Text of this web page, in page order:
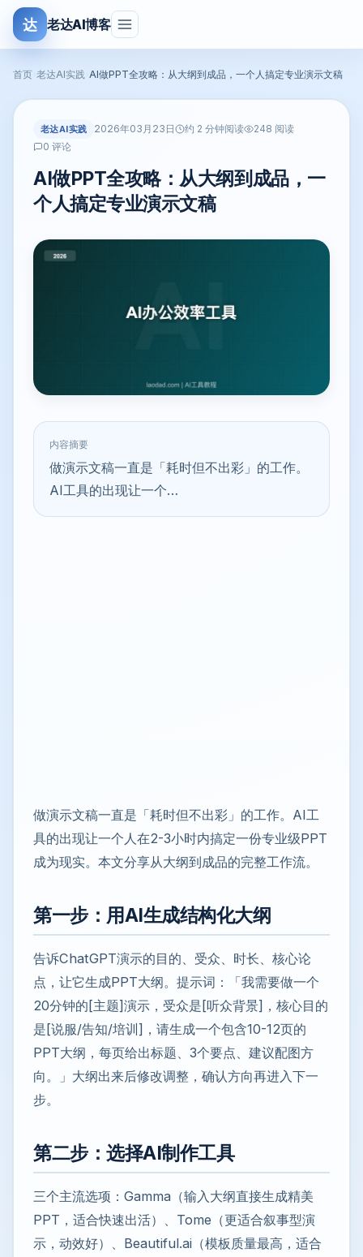
达 老达AI博客
首页 老达AI实践 AI做PPT全攻略：从大纲到成品，一个人搞定专业演示文稿
老达AI实践 2026年03月23日 约 2 分钟阅读
248 阅读
0 评论
AI做PPT全攻略：从大纲到成品，一
个人搞定专业演示文稿
内容摘要
做演示文稿一直是「耗时但不出彩」的工作。
AI工具的出现让一个…
做演示文稿一直是「耗时但不出彩」的工作。AI工
具的出现让一个人在2-3小时内搞定一份专业级PPT
成为现实。本文分享从大纲到成品的完整工作流。
第一步：用AI生成结构化大纲
告诉ChatGPT演示的目的、受众、时长、核心论
点，让它生成PPT大纲。提示词：「我需要做一个
20分钟的[主题]演示，受众是[听众背景]，核心目的
是[说服/告知/培训]，请生成一个包含10-12页的
PPT大纲，每页给出标题、3个要点、建议配图方
向。」大纲出来后修改调整，确认方向再进入下一
步。
第二步：选择AI制作工具
三个主流选项：Gamma（输入大纲直接生成精美
PPT，适合快速出活）、Tome（更适合叙事型演
示，动效好）、Beautiful.ai（模板质量最高，适合